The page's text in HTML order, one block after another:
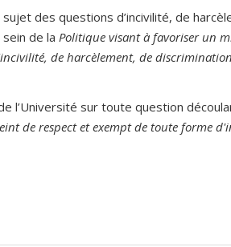
des questions d’incivilité, de
de la Politique visant à favoriser un
de harcèlement, de
l’Université sur toute question
de respect et exempt de toute forme